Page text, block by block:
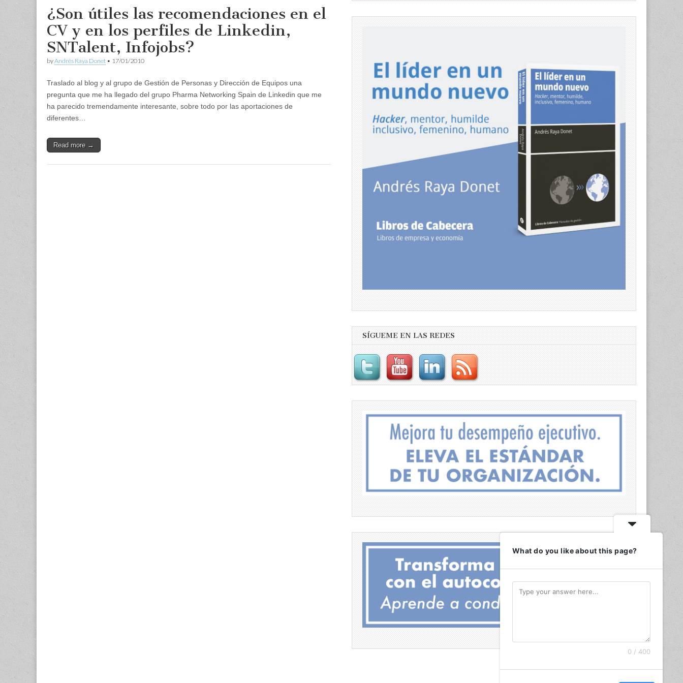
¿Son útiles las recomendaciones en el
CV y en los perfiles de Linkedin,
SNTalent, Infojobs?
byAndrés Raya Donet • 17/01/2010
Traslado al blog y al grupo de Gestión de Personas y Dirección de Equipos una
pregunta que me ha llegado del grupo Pharma Networking Spain de Linkedin que me
ha parecido tremendamente interesante, sobre todo por las aportaciones de
diferentes…
Read more →
SÍGUEME EN LAS REDES
What do you like about this page?
0 / 400